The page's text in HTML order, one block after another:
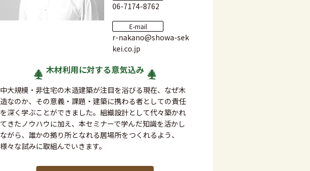
06-7174-8762
E-mail
r-nakano@showa-sek
kei.co.jp
木材利用に対する意気込み
中大規模・非住宅の木造建築が注目を浴びる現在、なぜ木
造なのか、その意義・課題・建築に携わる者としての責任
を深く学ぶことができました。組織設計として代々築かれ
てきたノウハウに加え、本セミナーで学んだ知識を活かし
ながら、誰かの拠り所となれる居場所をつくれるよう、
様々な試みに取組んでいきます。